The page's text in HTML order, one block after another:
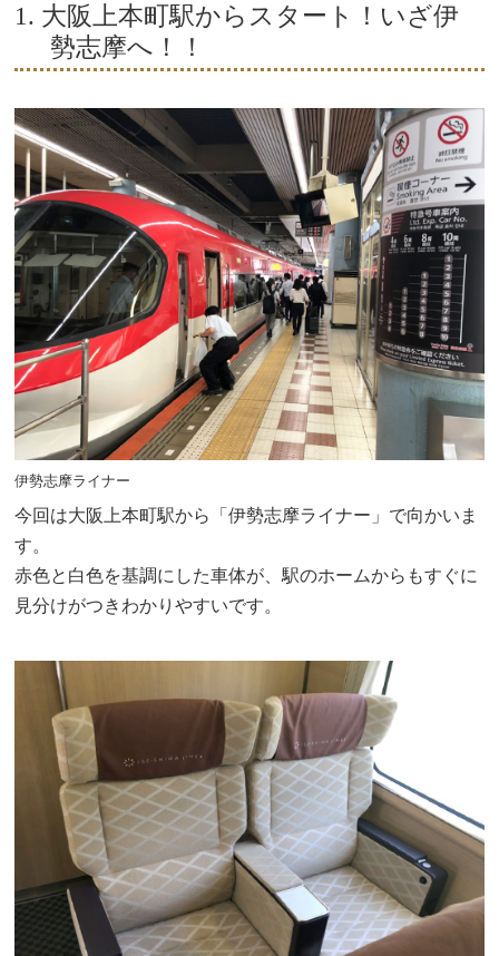
1. 大阪上本町駅からスタート！いざ伊
勢志摩へ！！
伊勢志摩ライナー
今回は大阪上本町駅から「伊勢志摩ライナー」で向かいま
す。
赤色と白色を基調にした車体が、駅のホームからもすぐに
見分けがつきわかりやすいです。